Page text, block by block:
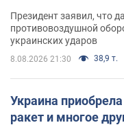
Президент заявил, что
противовоздушной
украинских ударов
8.08.2026 21:30 38,9 т.
Украина
ракет и многое